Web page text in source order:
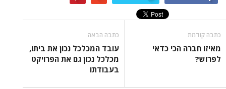
הכי כדאי
עובד המכלכל נכון את ביתו,
מכלכל נכון גם את הפרויקט